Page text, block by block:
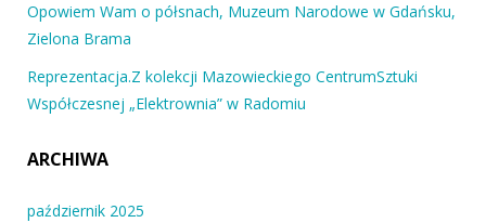
Opowiem Wam o półsnach, Muzeum Narodowe w Gdańsku,
Zielona Brama
Reprezentacja.Z kolekcji Mazowieckiego CentrumSztuki
Współczesnej „Elektrownia” w Radomiu
ARCHIWA
październik 2025